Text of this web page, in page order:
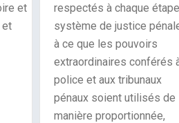
et
et
respectés à chaque
système de justice
à ce que les pouvoirs
extraordinaires conférés
police et aux tribunaux
pénaux soient utilisés de
manière proportionnée,